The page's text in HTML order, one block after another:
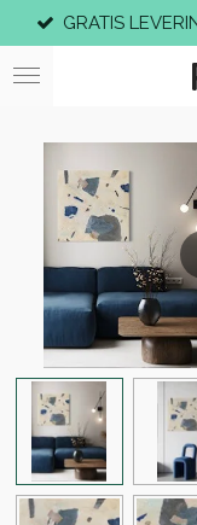
direct
naar
GRATIS